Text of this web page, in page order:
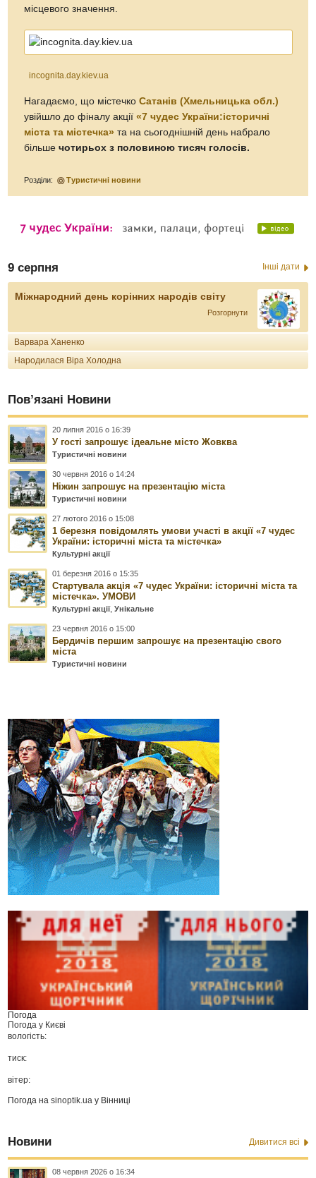
місцевого значення.
incognita.day.kiev.ua
Нагадаємо, що містечкоСатанів (Хмельницька обл.)
увійшло до фіналу акції«7 чудес України:історичні
міста та містечка» та на сьогоднішній день набрало
більшечотирьох з половиною тисяч голосів.
Розділи: Туристичні новини
9 серпня Інші дати
Міжнародний день корінних народів світу
Розгорнути
Варвара Ханенко
Народилася Віра Холодна
Пов’язані Новини
20 липня 2016 о 16:39
У гості запрошує ідеальне місто Жовква
Туристичні новини
30 червня 2016 о 14:24
Ніжин запрошує на презентацію міста
Туристичні новини
27 лютого 2016 о 15:08
1 березня повідомлять умови участі в акції «7 чудес
України: історичні міста та містечка»
Культурні акції
01 березня 2016 о 15:35
Cтартувала акція «7 чудес України: історичні міста та
містечка». УМОВИ
Культурні акції,Унікальне
23 червня 2016 о 15:00
Бердичів першим запрошує на презентацію свого
міста
Туристичні новини
Погода
Погода у Києві
вологість:
тиск:
вітер:
Погода наsinoptik.ua у Вінниці
Новини Дивитися всі
08 червня 2026 о 16:34